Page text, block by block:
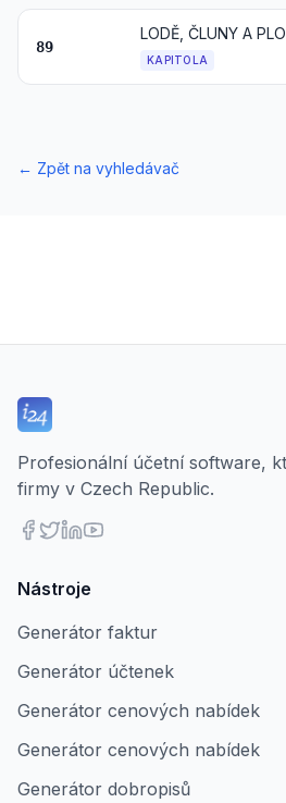
89
KAPITOLA
← Zpět na vyhledávač
Profesionální účetní software,
firmy v Czech Republic.
Nástroje
Generátor faktur
Generátor účtenek
Generátor cenových nabídek
Generátor cenových nabídek
Generátor dobropisů